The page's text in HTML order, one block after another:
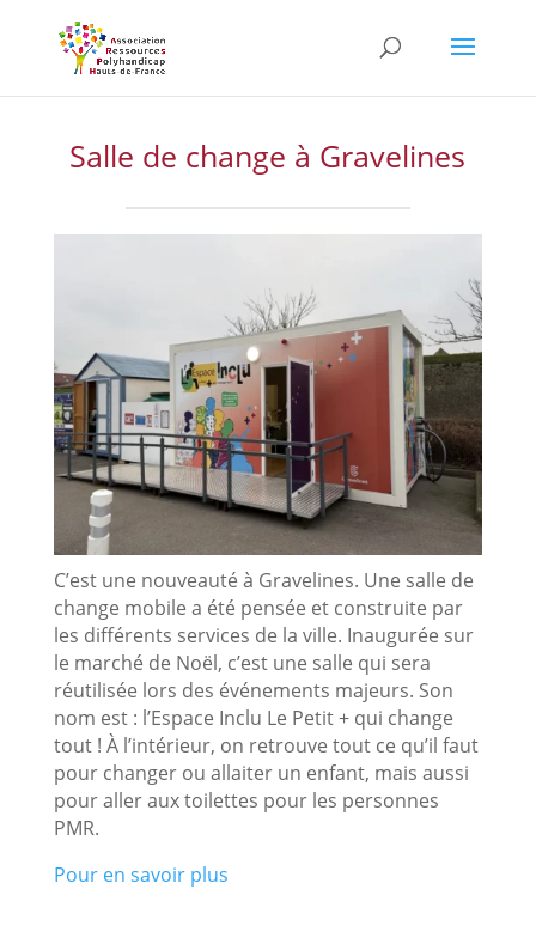
content
Salle de change à Gravelines
C’est une nouveauté à Gravelines. Une salle de
change mobile a été pensée et construite par
les différents services de la ville. Inaugurée sur
le marché de Noël, c’est une salle qui sera
réutilisée lors des événements majeurs. Son
nom est : l’Espace Inclu Le Petit + qui change
tout ! À l’intérieur, on retrouve tout ce qu’il faut
pour changer ou allaiter un enfant, mais aussi
pouraller aux toilettes pour les personnes
PMR.
Pour en savoir plus